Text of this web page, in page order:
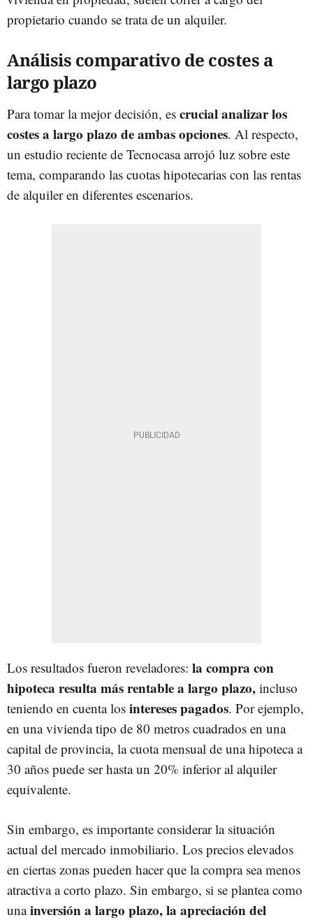
propietario cuando se trata de un alquiler.
Análisis comparativo de costes a
largo plazo
Para tomar la mejor decisión, es crucial analizar los
costes a largo plazo de ambas opciones. Al respecto,
un estudio reciente de Tecnocasa arrojó luz sobre este
tema, comparando las cuotas hipotecarias con las rentas
de alquiler en diferentes escenarios.
Los resultados fueron reveladores: la compra con
hipoteca resulta más rentable a largo plazo, incluso
teniendo en cuenta los intereses pagados. Por ejemplo,
en una vivienda tipo de 80 metros cuadrados en una
capital de provincia, la cuota mensual de una hipoteca a
30 años puede ser hasta un 20% inferior al alquiler
equivalente.
Sin embargo, es importante considerar la situación
actual del mercado inmobiliario. Los precios elevados
en ciertas zonas pueden hacer que la compra sea menos
atractiva a corto plazo. Sin embargo, si se plantea como
unainversión a largo plazo, la apreciación del